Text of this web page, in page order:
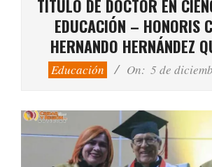
TÍTULO DE DOCTOR EN
EDUCACIÓN – HONORIS
HERNANDO HERNÁNDEZ
Educación On: 5 de